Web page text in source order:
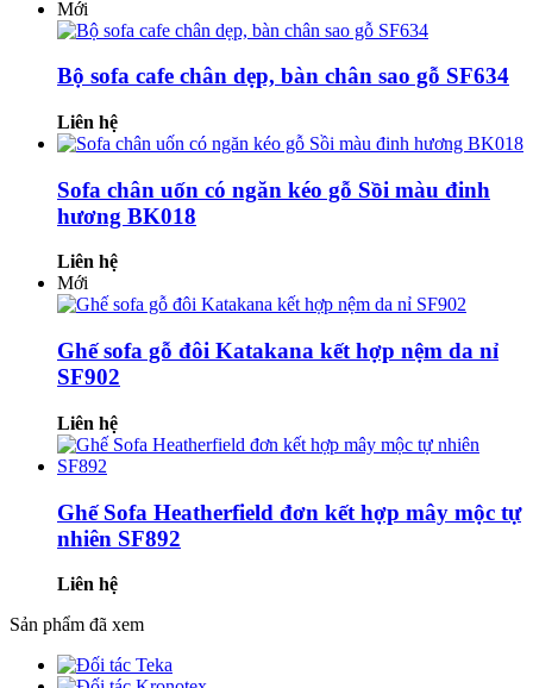
Mới
Bộ sofa cafe chân dẹp, bàn chân sao gỗ SF634
Liên hệ
Sofa chân uốn có ngăn kéo gỗ Sồi màu đinh
hương BK018
Liên hệ
Mới
Ghế sofa gỗ đôi Katakana kết hợp nệm da nỉ
SF902
Liên hệ
Ghế Sofa Heatherfield đơn kết hợp mây mộc tự
nhiên SF892
Liên hệ
Sản phẩm đã xem